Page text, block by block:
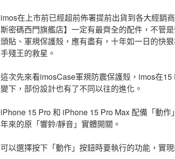
imos在上市前已經超前佈署提前出貨到各大經銷
斯密碼西門旗艦店】一定有最齊全的配件，不管
頭貼、軍規保護殼，應有盡有，十年如一日的快
手殘王的救星。
這次先來看imosCase軍規防震保護殼，imos在15
變下，部份設計也有了不同以往的進化。
iPhone 15 Pro 和 iPhone 15 Pro Max 配備「動
年來的原「響鈴/靜音」實體開關。
可以選擇按下「動作」按鈕時要執行的功能，實